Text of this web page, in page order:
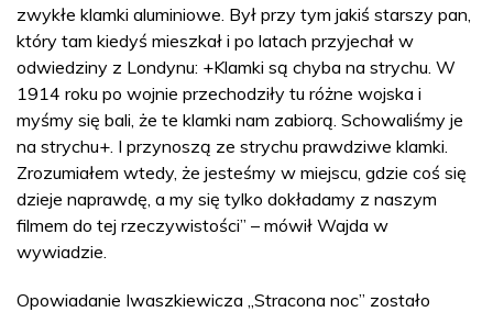
zwykłe klamki aluminiowe. Był przy tym jakiś starszy pan,
który tam kiedyś mieszkał i po latach przyjechał w
odwiedziny z Londynu: +Klamki są chyba na strychu. W
1914 roku po wojnie przechodziły tu różne wojska i
myśmy się bali, że te klamki nam zabiorą. Schowaliśmy je
na strychu+. I przynoszą ze strychu prawdziwe klamki.
Zrozumiałem wtedy, że jesteśmy w miejscu, gdzie coś się
dzieje naprawdę, a my się tylko dokładamy z naszym
filmem do tej rzeczywistości” – mówił Wajda w
wywiadzie.
Opowiadanie Iwaszkiewicza „Stracona noc” zostało